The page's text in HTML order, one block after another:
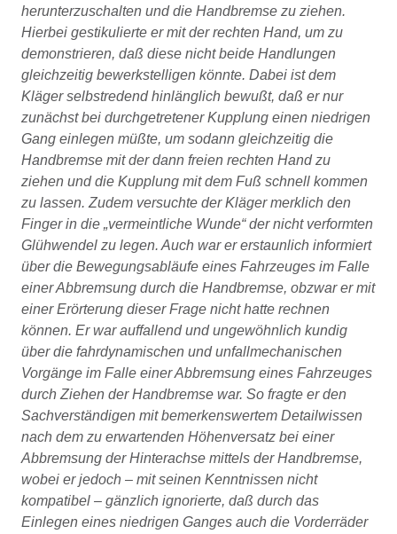
herunterzuschalten und die Handbremse zu ziehen.
Hierbei gestikulierte er mit der rechten Hand, um zu
demonstrieren, daß diese nicht beide Handlungen
gleichzeitig bewerkstelligen könnte. Dabei ist dem
Kläger selbstredend hinlänglich bewußt, daß er nur
zunächst bei durchgetretener Kupplung einen niedrigen
Gang einlegen müßte, um sodann gleichzeitig die
Handbremse mit der dann freien rechten Hand zu
ziehen und die Kupplung mit dem Fuß schnell kommen
zu lassen. Zudem versuchte der Kläger merklich den
Finger in die vermeintliche Wunde der nicht verformten
Glühwendel zu legen. Auch war er erstaunlich informiert
über die Bewegungsabläufe eines Fahrzeuges im Falle
einer Abbremsung durch die Handbremse, obzwar er mit
einer Erörterung dieser Frage nicht hatte rechnen
können. Er war auffallend und ungewöhnlich kundig
über die fahrdynamischen und unfallmechanischen
Vorgänge im Falle einer Abbremsung eines Fahrzeuges
durch Ziehen der Handbremse war. So fragte er den
Sachverständigen mit bemerkenswertem Detailwissen
nach dem zu erwartenden Höhenversatz bei einer
Abbremsung der Hinterachse mittels der Handbremse,
wobei er jedoch – mit seinen Kenntnissen nicht
kompatibel – gänzlich ignorierte, daß durch das
Einlegen eines niedrigen Ganges auch die Vorderräder